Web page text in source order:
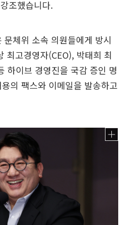
조했습니다.
체위 소속 의원들에게 방시
최고경영자(CEO), 박태희 최
하이브 경영진을 국감 증인 명
의 팩스와 이메일을 발송하고